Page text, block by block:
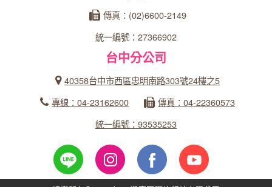
傳真：(02)6600-2149
統一編號：27366902
台中分公司
40358台中市西區忠明南路303號24樓之5
專線：04-23162600
傳真：04-22360573
統一編號：93535253